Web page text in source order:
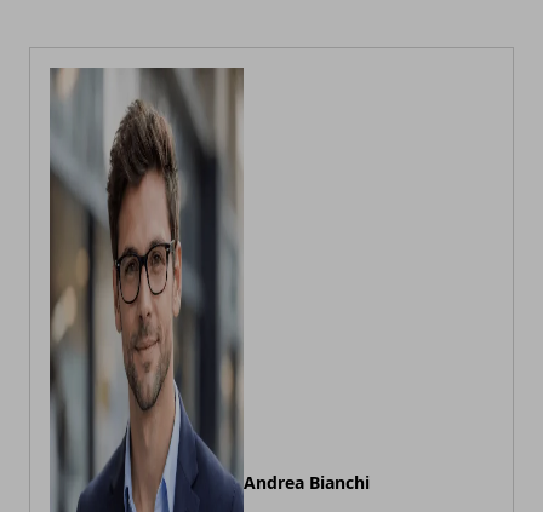
Andrea Bianchi